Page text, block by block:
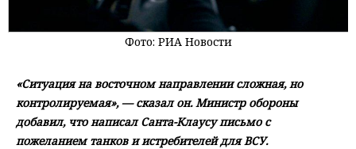
Фото: РИА Новости
«Ситуация на восточном направлении сложная, но
контролируемая», — сказал он. Министр обороны
добавил, что написал Санта-Клаусу письмо с
пожеланием танков и истребителей для ВСУ.